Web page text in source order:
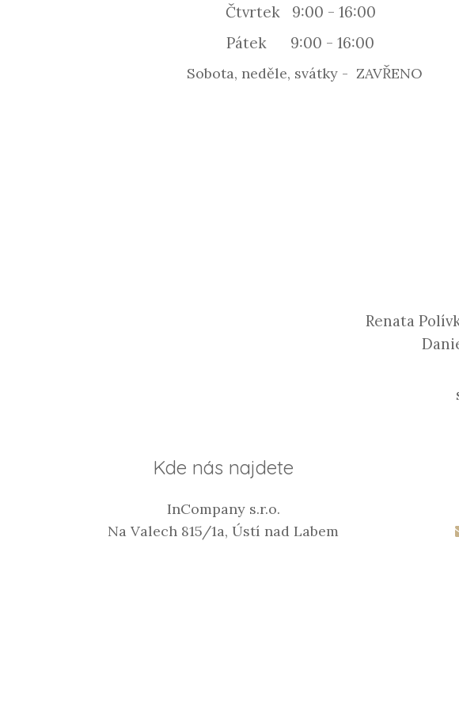
Čtvrtek 9:00 - 16:00
Pátek 9:00 - 16:00
Sobota, neděle, svátky - ZAVŘENO
Renata
Kde nás najdete
InCompany s.r.o.
Na Valech 815/1a, Ústí nad Labem